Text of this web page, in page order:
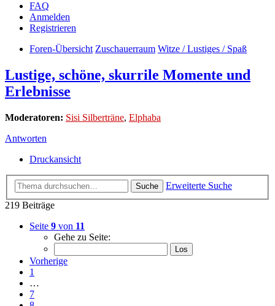
FAQ
Anmelden
Registrieren
Foren-Übersicht Zuschauerraum Witze / Lustiges / Spaß
Lustige, schöne, skurrile Momente und
Erlebnisse
Moderatoren: Sisi Silberträne, Elphaba
Antworten
Druckansicht
Suche
Erweiterte Suche
219 Beiträge
Seite 9 von 11
Gehe zu Seite:
Vorherige
1
…
7